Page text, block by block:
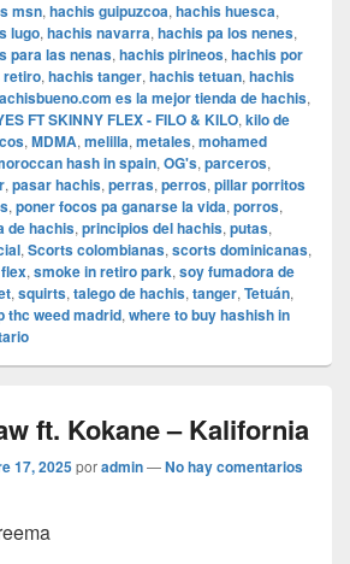
msn, hachis guipuzcoa, hachis huesca,
lugo, hachis navarra, hachis pa los nenes,
para las nenas, hachis pirineos, hachis por
retiro, hachis tanger, hachis tetuan, hachis
es la mejor tienda de hachis,
FT SKINNY FLEX - FILO & KILO, kilo de
, MDMA, melilla, metales, mohamed
hash in spain, OG's, parceros,
, pasar hachis, perras, perros, pillar porritos
, poner focos pa ganarse la vida, porros,
de hachis, principios del hachis, putas,
, Scorts colombianas, scorts dominicanas,
, smoke in retiro park, soy fumadora de
, squirts, talego de hachis, tanger, Tetuán,
thc weed madrid, where to buy hashish in
ft. Kokane – Kalifornia
17, 2025poradmin—No hay comentarios